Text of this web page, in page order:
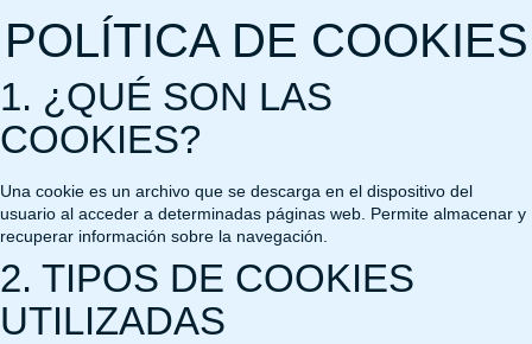
POLÍTICA DE COOKIES
1. ¿QUÉ SON LAS
COOKIES?
Una cookie es un archivo que se descarga en el dispositivo del
usuario al acceder a determinadas páginas web. Permite almacenar y
recuperar información sobre la navegación.
2. TIPOS DE COOKIES
UTILIZADAS